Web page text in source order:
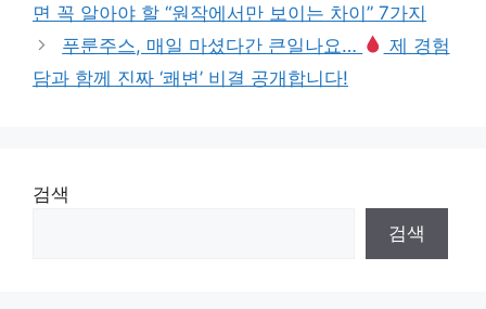
면 꼭 알아야 할 “원작에서만 보이는 차이” 7가지
푸룬주스, 매일 마셨다간 큰일나요…
제 경험
담과 함께 진짜 ‘쾌변’ 비결 공개합니다!
검색
검색